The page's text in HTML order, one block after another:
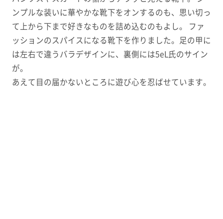
ンプルな装いに華やかな靴下をオンするのも、思い切っ
て上から下まで好きなものを詰め込むのもよし。 ファ
ッションのスパイスになる靴下を作りました。足の甲に
は左右で違うバラデザインに、裏側には5eL氏のサイン
が。
あえて目の届かないところに遊び心を忍ばせています。